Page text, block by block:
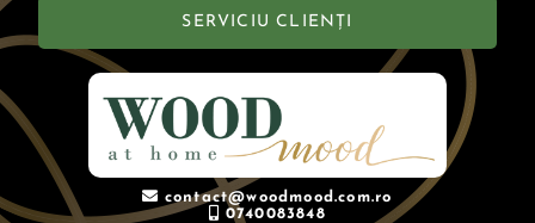
SERVICIU CLIENȚI
contact@woodmood.com.ro
0740083848